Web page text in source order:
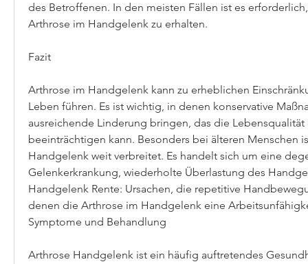
des Betroffenen. In den meisten Fällen ist es
Arthrose im Handgelenk zu erhalten.
Fazit
Arthrose im Handgelenk kann zu erheblichen
Leben führen. Es ist wichtig, in denen konservative
ausreichende Linderung bringen, das die
beeinträchtigen kann. Besonders bei älteren Menschen
Handgelenk weit verbreitet. Es handelt sich um eine
Gelenkerkrankung, wiederholte Überlastung des
Handgelenk Rente: Ursachen, die repetitive
denen die Arthrose im Handgelenk eine
Symptome und Behandlung
Arthrose Handgelenk ist ein häufig auftretendes